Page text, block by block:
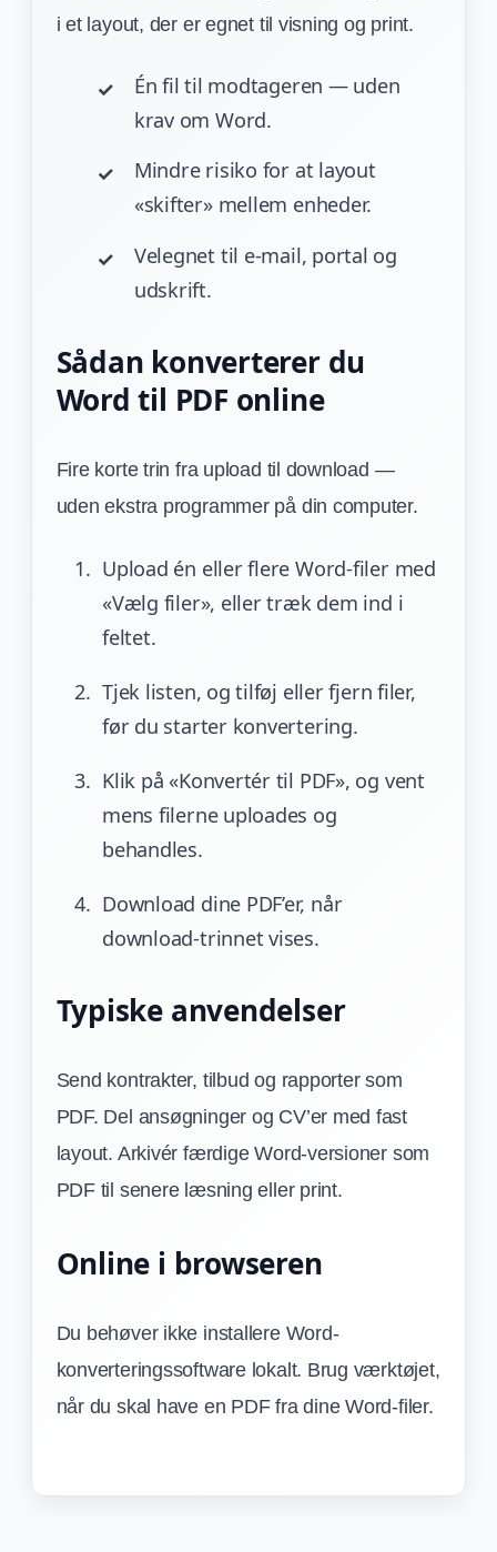
i et layout, der er egnet til visning og print.
Én fil til modtageren — uden
krav om Word.
Mindre risiko for at layout
«skifter» mellem enheder.
Velegnet til e-mail, portal og
udskrift.
Sådan konverterer du
Word til PDF online
Fire korte trin fra upload til download —
uden ekstra programmer på din computer.
Upload én eller flere Word-filer med
«Vælg filer», eller træk dem ind i
feltet.
Tjek listen, og tilføj eller fjern filer,
før du starter konvertering.
Klik på «Konvertér til PDF», og vent
mens filerne uploades og
behandles.
Download dine PDF’er, når
download-trinnet vises.
Typiske anvendelser
Send kontrakter, tilbud og rapporter som
PDF. Del ansøgninger og CV’er med fast
layout. Arkivér færdige Word-versioner som
PDF til senere læsning eller print.
Online i browseren
Du behøver ikke installere Word-
konverteringssoftware lokalt. Brug værktøjet,
når du skal have en PDF fra dine Word-filer.